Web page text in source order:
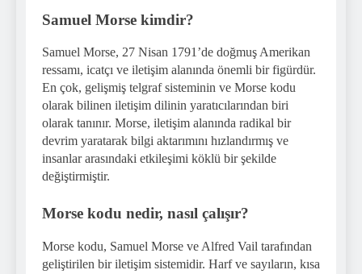
Samuel Morse kimdir?
Samuel Morse, 27 Nisan 1791’de doğmuş Amerikan
ressamı, icatçı ve iletişim alanında önemli bir figürdür.
En çok, gelişmiş telgraf sisteminin ve Morse kodu
olarak bilinen iletişim dilinin yaratıcılarından biri
olarak tanınır. Morse, iletişim alanında radikal bir
devrim yaratarak bilgi aktarımını hızlandırmış ve
insanlar arasındaki etkileşimi köklü bir şekilde
değiştirmiştir.
Morse kodu nedir, nasıl çalışır?
Morse kodu, Samuel Morse ve Alfred Vail tarafından
geliştirilen bir iletişim sistemidir. Harf ve sayıların, kısa